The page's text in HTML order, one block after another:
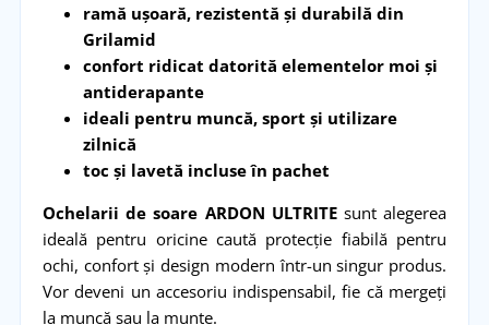
ramă ușoară, rezistentă și durabilă din
Grilamid
confort ridicat datorită elementelor moi și
antiderapante
ideali pentru muncă, sport și utilizare
zilnică
toc și lavetă incluse în pachet
Ochelarii de soare ARDON ULTRITE sunt alegerea
ideală pentru oricine caută protecție fiabilă pentru
ochi, confort și design modern într-un singur produs.
Vor deveni un accesoriu indispensabil, fie că mergeți
la muncă sau la munte.